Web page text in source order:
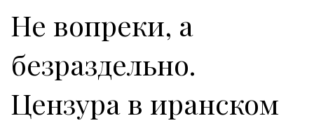
Не вопреки, а
безраздельно.
Цензура в иранском